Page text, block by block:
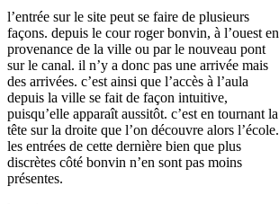
l’entrée sur le site peut se faire de plusieurs
façons. depuis le cour roger bonvin, à l’ouest en
provenance de la ville ou par le nouveau pont
sur le canal. il n’y a donc pas une arrivée mais
des arrivées. c’est ainsi que l’accès à l’aula
depuis la ville se fait de façon intuitive,
puisqu’elle apparaît aussitôt. c’est en tournant la
tête sur la droite que l’on découvre alors l’école.
les entrées de cette dernière bien que plus
discrètes côté bonvin n’en sont pas moins
présentes.